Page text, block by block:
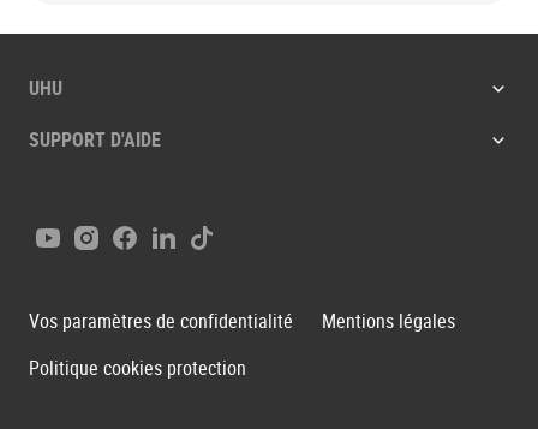
UHU
SUPPORT D'AIDE
YoutubeInstagram
Facebook
LinkedIn
Tiktok
Vos paramètres de confidentialité
Mentions légales
Politique cookies protection